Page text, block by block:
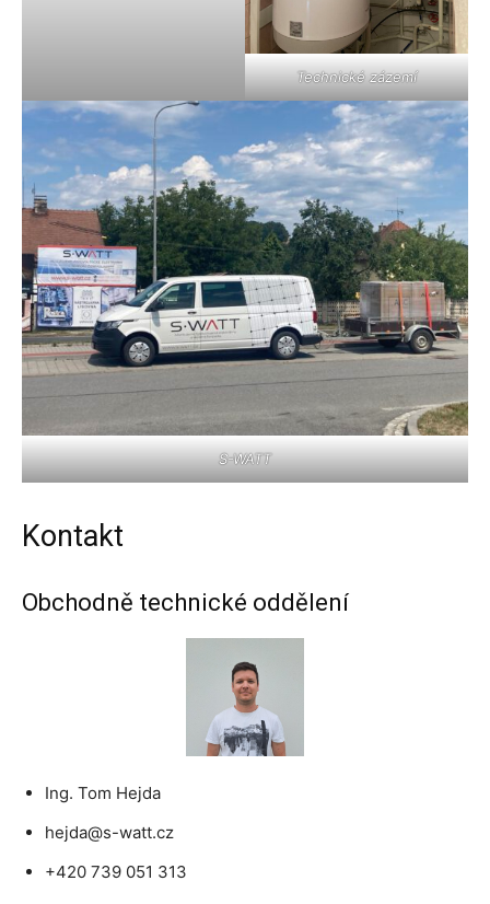
Technické zázemí
S-WATT
Kontakt
Obchodně technické oddělení
Ing. Tom Hejda
hejda@s-watt.cz
+420 739 051 313